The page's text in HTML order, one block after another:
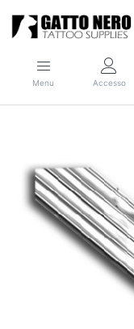
Menu Accesso